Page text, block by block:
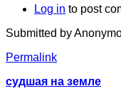
Log in to post
Submitted by
Permalink
судшая на земле